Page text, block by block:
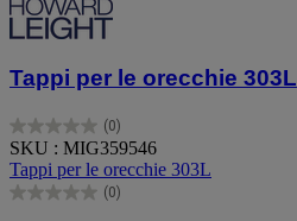
Tappi per le orecchie 303L
(0)
0.0
su
5
stelle.
SKU : MIG359546
Tappi per le orecchie 303L
(0)
0.0